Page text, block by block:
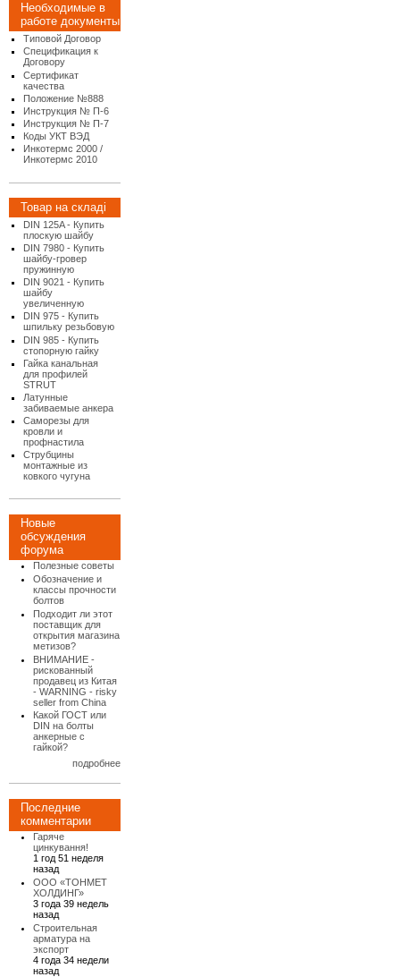
Необходимые в
работе документы
Типовой Договор
Спецификация к
Договору
Сертификат
качества
Положение №888
Инструкция № П-6
Инструкция № П-7
Коды УКТ ВЭД
Инкотермс 2000 /
Инкотермс 2010
Товар на складі
DIN 125A - Купить
плоскую шайбу
DIN 7980 - Купить
шайбу-гровер
пружинную
DIN 9021 - Купить
шайбу
увеличенную
DIN 975 - Купить
шпильку резьбовую
DIN 985 - Купить
стопорную гайку
Гайка канальная
для профилей
STRUT
Латунные
забиваемые анкера
Саморезы для
кровли и
профнастила
Струбцины
монтажные из
ковкого чугуна
Новые
обсуждения
форума
Полезные советы
Обозначение и
классы прочности
болтов
Подходит ли этот
поставщик для
открытия магазина
метизов?
ВНИМАНИЕ -
рискованный
продавец из Китая
- WARNING - risky
seller from China
Какой ГОСТ или
DIN на болты
анкерные с
гайкой?
подробнее
Последние
комментарии
Гаряче
цинкування!
1 год 51 неделя
назад
ООО «ТОНМЕТ
ХОЛДИНГ»
3 года 39 недель
назад
Строительная
арматура на
экспорт
4 года 34 недели
назад